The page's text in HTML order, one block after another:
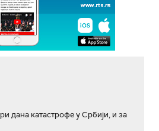
дана катастрофе у Србији, и за